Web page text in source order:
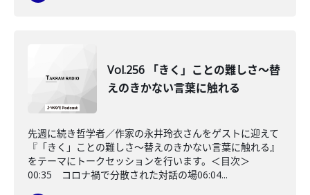
Vol.256 「きく」ことの難しさ～替
えのきかない言葉に触れる
先週に続き哲学者／作家の永井玲衣さんをゲストに迎えて
『「きく」ことの難しさ～替えのきかない言葉に触れる』
をテーマにトークセッションを行います。＜目次＞
00:35 コロナ禍で分散された対話の場06:04...